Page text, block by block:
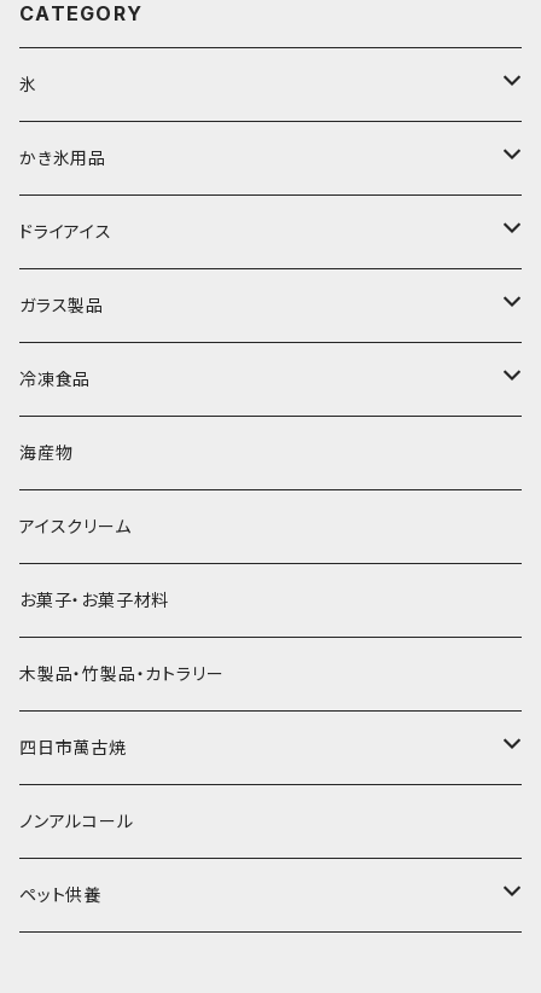
CATEGORY
氷
富士天然水の氷
丸氷
直径70mm
直径65mm
角氷
砕氷
氷河の氷
氷アイテム
かき氷用品
かき氷シロップ
無果汁1.8Lパック
無果汁1Lパック
無添加瓶シロップ
かき氷機・かき氷器
かき氷カップ
発泡スチロール無地-使い捨て
発泡スチロールプリント柄
かき氷スプーン・スプーンストロー
プラスチック・スプーン
プラスチック・スプーンストロー
コンデンスミルク・練乳・あんこ
かき氷セット
その他かき氷用品
ドライアイス
ドライアイス3ｋｇ
ドライアイス4ｋｇ
ドライアイス5ｋｇ
ドライアイス8ｋｇ
ドライアイス10ｋｇ
ドライアイス15ｋｇ
ドライアイス20ｋｇ
ドライアイス25ｋｇ
ガラス製品
オンザロック・グラス
ビール・グラス
タンブラー
かき氷器
冷凍食品
肉まん・あんまん
パスタ・スパゲッティ
惣菜
海産物
アイスクリーム
お菓子・お菓子材料
木製品・竹製品・カトラリー
四日市萬古焼
土鍋・土釜
一般土鍋
皿・椀・丼・小物
ノンアルコール
ペット供養